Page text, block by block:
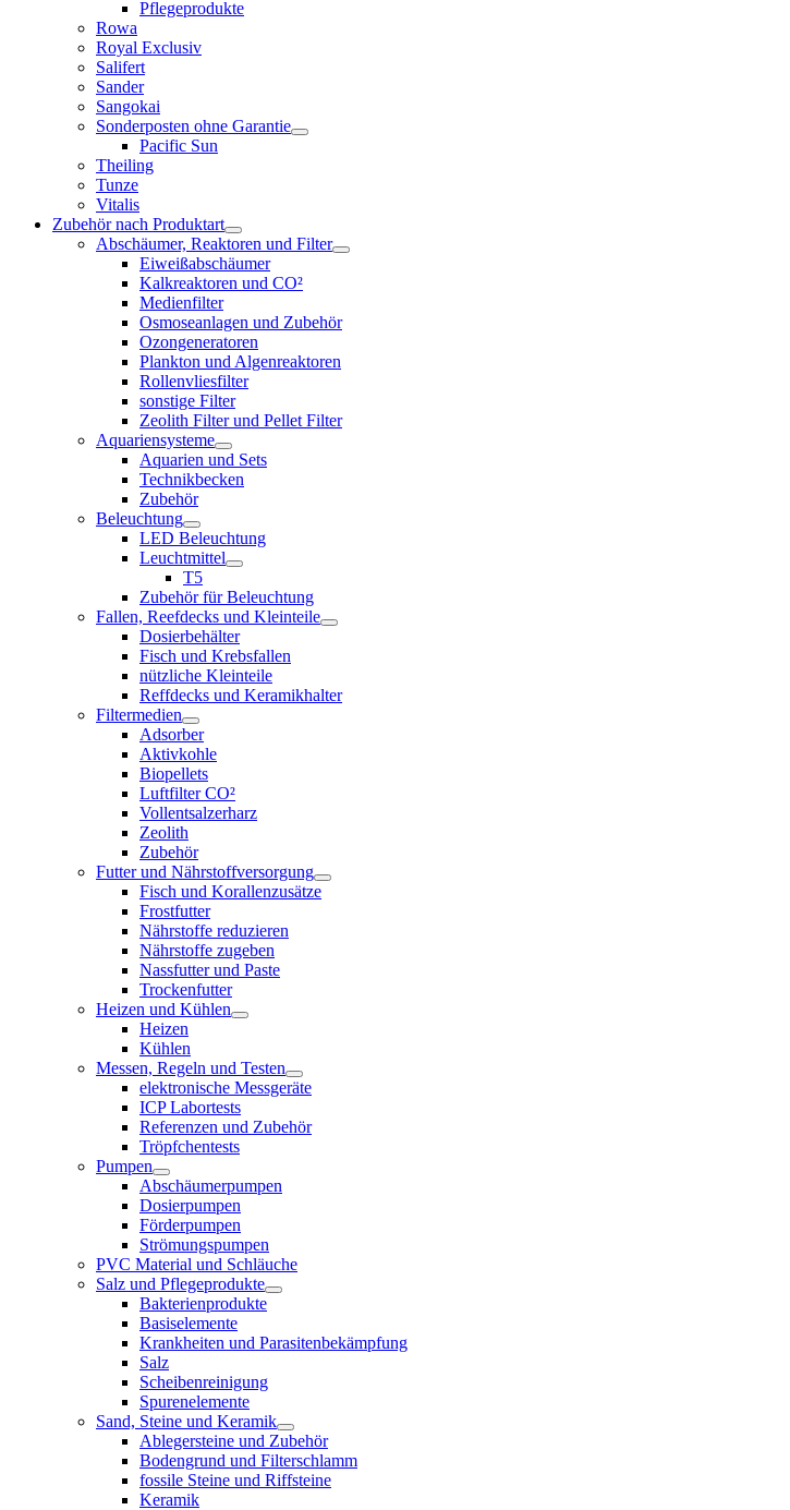
Pflegeprodukte
Rowa
Royal Exclusiv
Salifert
Sander
Sangokai
Sonderposten ohne Garantie
Pacific Sun
Theiling
Tunze
Vitalis
Zubehör nach Produktart
Abschäumer, Reaktoren und Filter
Eiweißabschäumer
Kalkreaktoren und CO²
Medienfilter
Osmoseanlagen und Zubehör
Ozongeneratoren
Plankton und Algenreaktoren
Rollenvliesfilter
sonstige Filter
Zeolith Filter und Pellet Filter
Aquariensysteme
Aquarien und Sets
Technikbecken
Zubehör
Beleuchtung
LED Beleuchtung
Leuchtmittel
T5
Zubehör für Beleuchtung
Fallen, Reefdecks und Kleinteile
Dosierbehälter
Fisch und Krebsfallen
nützliche Kleinteile
Reffdecks und Keramikhalter
Filtermedien
Adsorber
Aktivkohle
Biopellets
Luftfilter CO²
Vollentsalzerharz
Zeolith
Zubehör
Futter und Nährstoffversorgung
Fisch und Korallenzusätze
Frostfutter
Nährstoffe reduzieren
Nährstoffe zugeben
Nassfutter und Paste
Trockenfutter
Heizen und Kühlen
Heizen
Kühlen
Messen, Regeln und Testen
elektronische Messgeräte
ICP Labortests
Referenzen und Zubehör
Tröpfchentests
Pumpen
Abschäumerpumpen
Dosierpumpen
Förderpumpen
Strömungspumpen
PVC Material und Schläuche
Salz und Pflegeprodukte
Bakterienprodukte
Basiselemente
Krankheiten und Parasitenbekämpfung
Salz
Scheibenreinigung
Spurenelemente
Sand, Steine und Keramik
Ablegersteine und Zubehör
Bodengrund und Filterschlamm
fossile Steine und Riffsteine
Keramik